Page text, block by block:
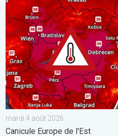
mardi 4 août 2026
Canicule Europe de l'Est